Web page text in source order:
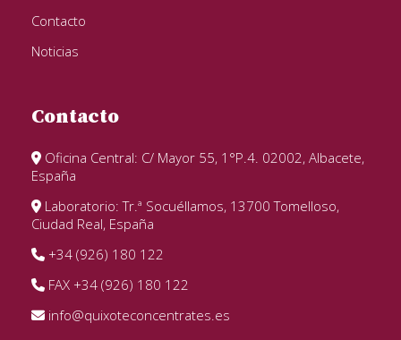
Contacto
Noticias
Contacto
Oficina Central: C/ Mayor 55, 1°P.4. 02002, Albacete,
España
Laboratorio: Tr.ª Socuéllamos, 13700 Tomelloso,
Ciudad Real, España
+34 (926) 180 122
FAX +34 (926) 180 122
info@quixoteconcentrates.es